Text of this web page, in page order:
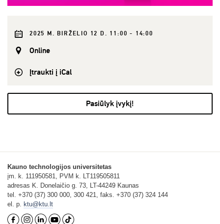
2025 M. BIRŽELIO 12 D. 11:00 - 14:00
Online
Įtraukti į iCal
Pasiūlyk įvykį!
Kauno technologijos universitetas
įm. k. 111950581, PVM k. LT119505811
adresas K. Donelaičio g. 73, LT-44249 Kaunas
tel. +370 (37) 300 000, 300 421, faks. +370 (37) 324 144
el. p.
ktu@ktu.lt